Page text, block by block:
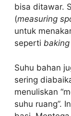
bisa ditawar.
(measuring
untuk
seperti
Suhu bahan
sering
menuliskan
suhu ruang”.